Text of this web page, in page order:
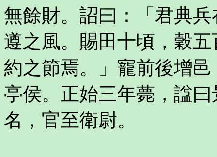
無餘財。詔曰：「君典
遵之風。賜田十頃，穀
約之節焉。」寵前後增
亭侯。正始三年薨，諡
名，官至衛尉。